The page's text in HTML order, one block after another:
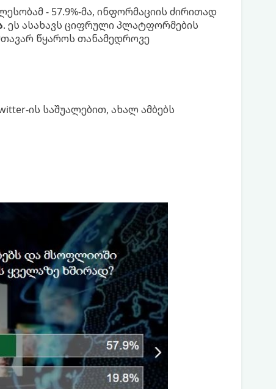
- 57.9%-მა, ინფორმაციის ძირითად
. ეს ასახავს ციფრული პლატფორმების
წყაროს თანამედროვე
ის საშუალებით, ახალ ამბებს